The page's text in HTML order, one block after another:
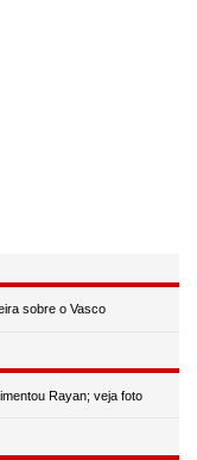
sobre o Vasco
Rayan; veja foto